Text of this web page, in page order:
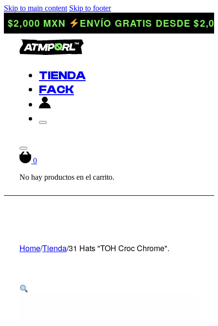
Skip to main content Skip to footer
$2,000 MXN ENVÍO GRATIS DESDE
TIENDA
FACK
0
No hay productos en el carrito.
Home/Tienda/31 Hats "TOH Croc Chrome".